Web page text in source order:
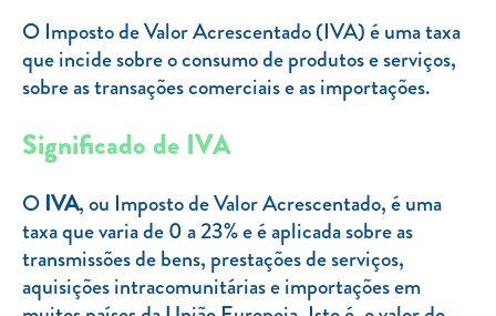
Sobre nós
Contactos
FAQ
Blog
Mais informações
SERVIÇOS
ROTULAGEM
O Imposto de Valor Acrescentado (IVA) é uma taxa
que incide sobre o consumo de produtos e serviços,
sobre as transações comerciais e as importações.
Significado de IVA
O IVA, ou Imposto de Valor Acrescentado, é uma
taxa que varia de 0 a 23% e é aplicada sobre as
transmissões de bens, prestações de serviços,
aquisições intracomunitárias e importações em